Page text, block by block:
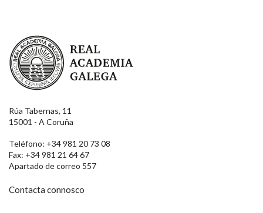
Real Academia Galega
Rúa Tabernas, 11
15001 - A Coruña
Teléfono: +34 981 20 73 08
Fax: +34 981 21 64 67
Apartado de correo 557
Contacta connosco